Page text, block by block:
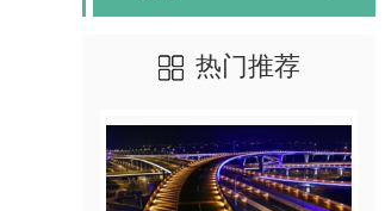
热门推荐